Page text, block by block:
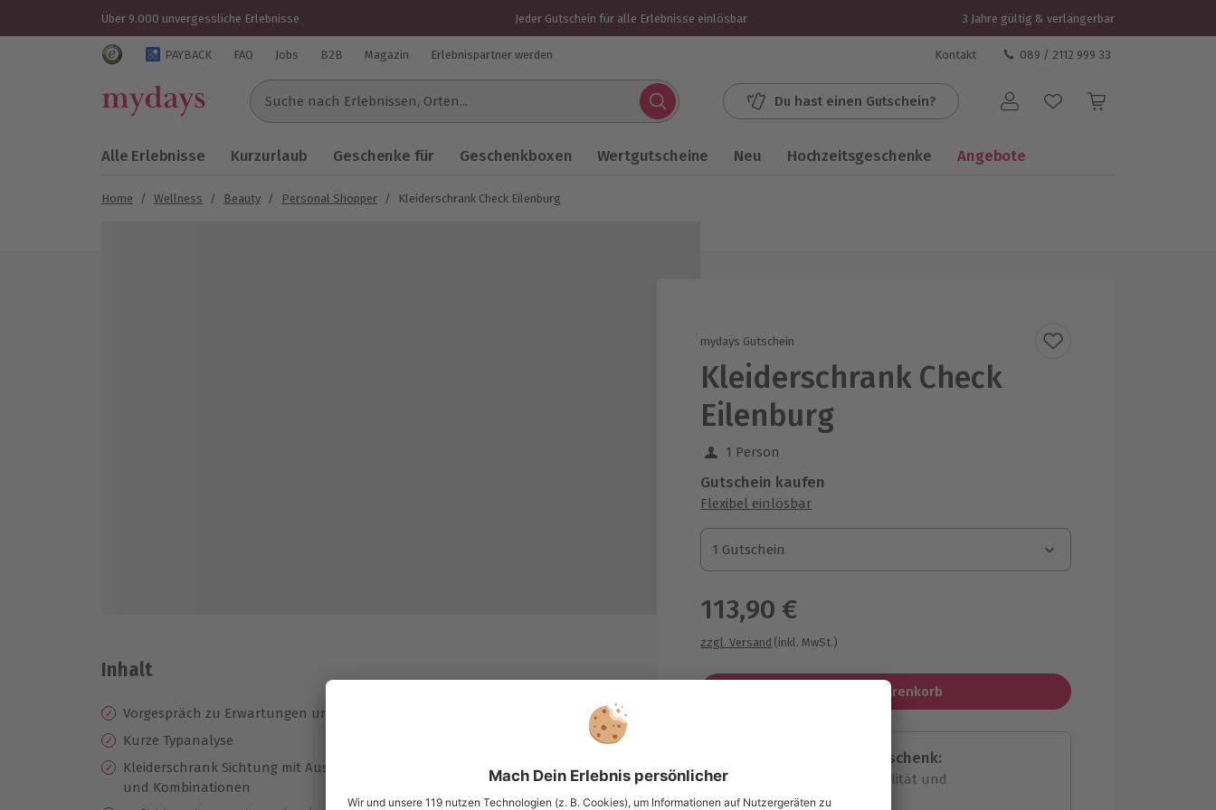
Über 9.000 unvergessliche Erlebnisse Jeder Gutschein für alle Erlebnisse einlösbar 3 Jahre gültig & verlängerbar
Trustedshops Bewertungen für mydays.de
PAYBACK FAQ Jobs B2B Magazin Erlebnispartner werden Kontakt 089 / 2112 999 33
Suche nach Erlebnissen...
Du hast einen Gutschein? Benutzerkonto
Alle Erlebnisse Kurzurlaub Geschenke für Geschenkboxen Wertgutscheine Neu Hochzeitsgeschenke Angebote
Home / Wellness / Beauty / Personal Shopper / Kleiderschrank Check Eilenburg
mydays Gutschein
Kleiderschrank Check
Eilenburg
1 Person
Gutschein kaufen
Flexibel einlösbar
1 Gutschein
1 Gutschein
1 Gutschein
113,90 €
zzgl. Versand (inkl. MwSt.)
In den Warenkorb
Immer das passende Geschenk:
Große Auswahl, volle Flexibilität und
maximale Sicherheit
Inhalt
Vorgespräch zu Erwartungen und Schwerpunkten
Kurze Typanalyse
Kleiderschrank Sichtung mit Aussortieren und Empfehlungen für Sortierung
und Kombinationen